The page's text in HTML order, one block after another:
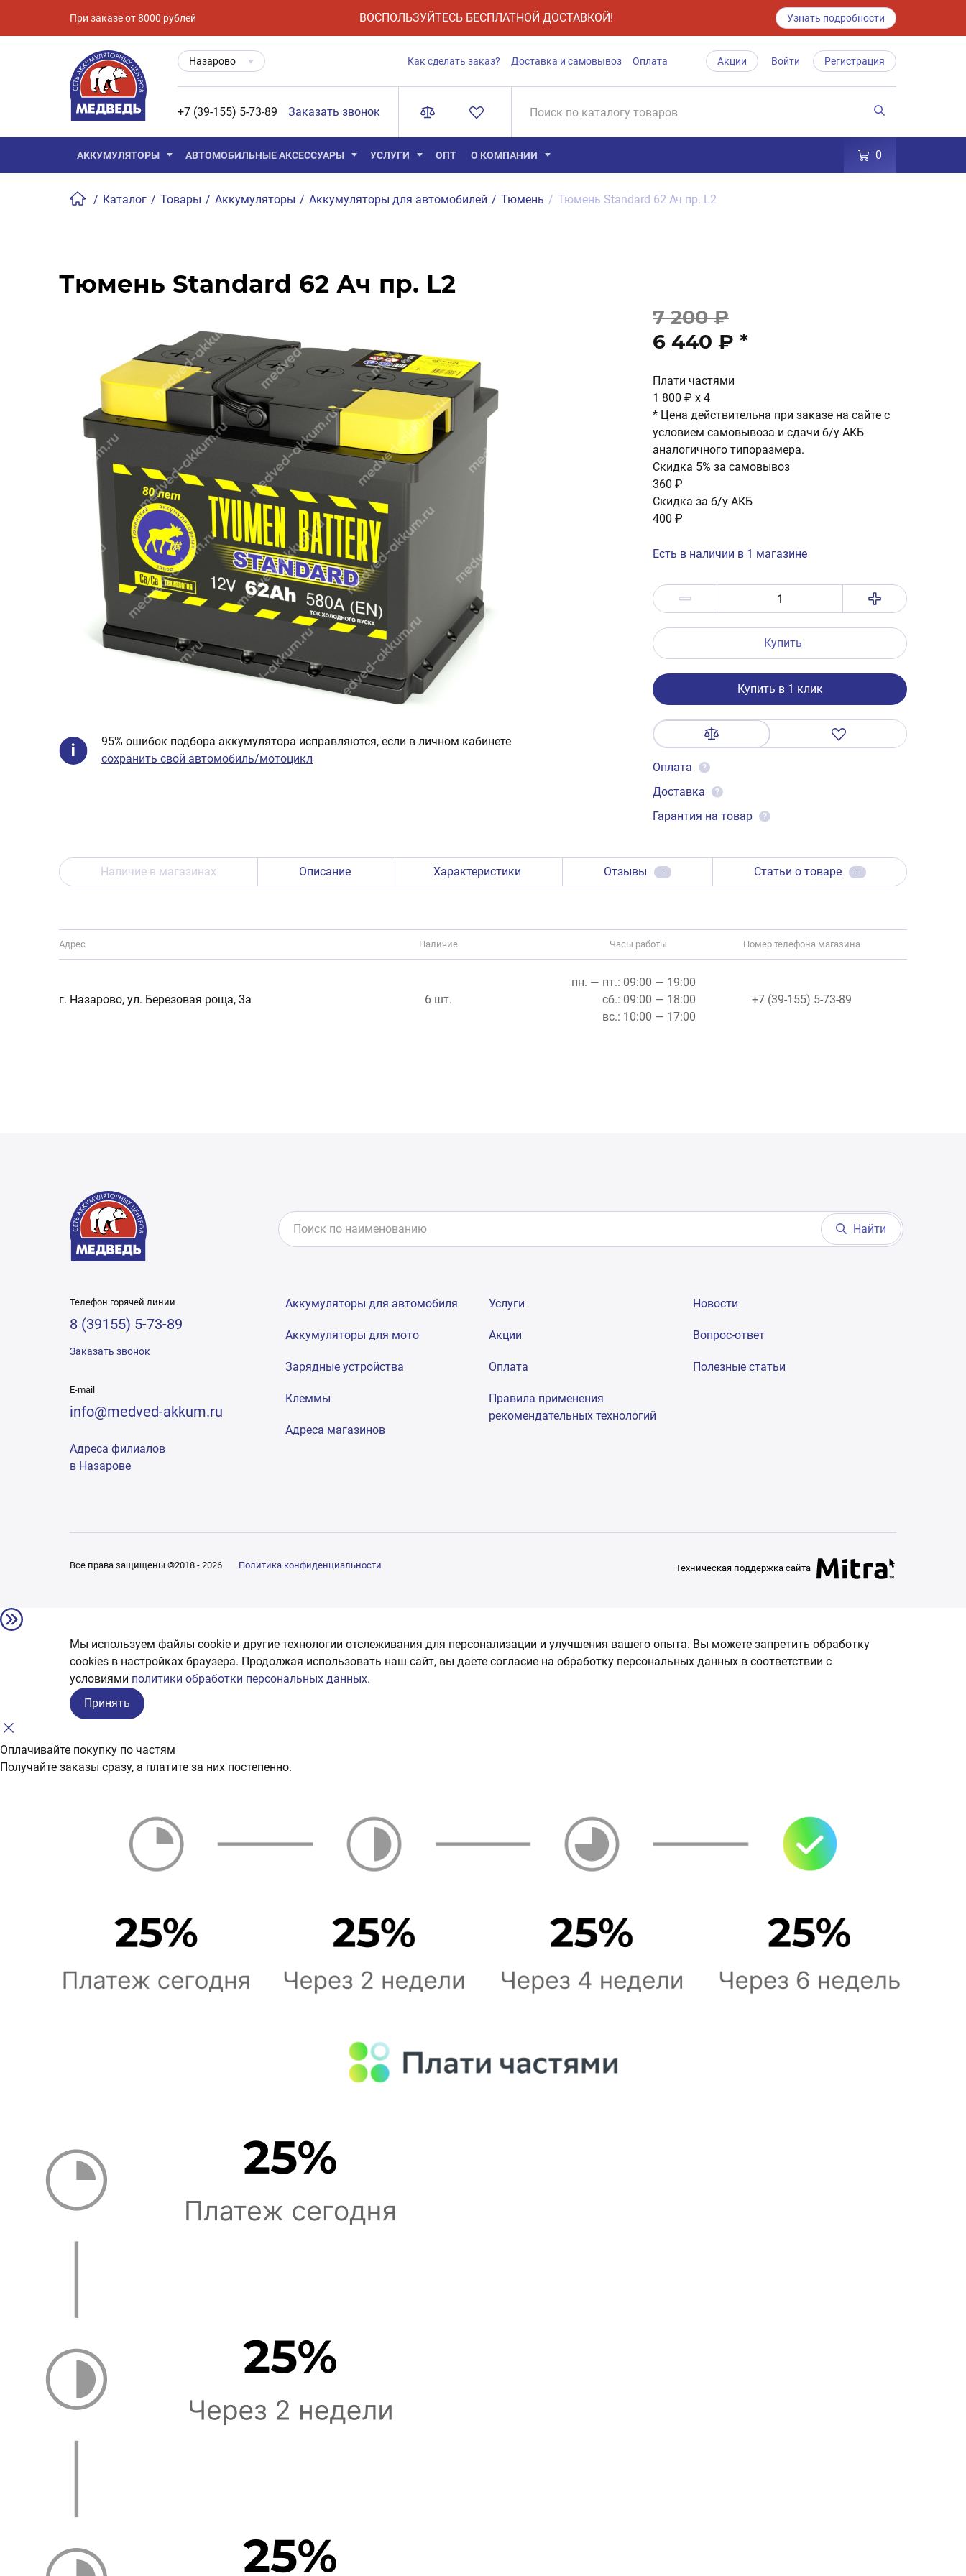
При заказе от 8000 рублей ВОСПОЛЬЗУЙТЕСЬ БЕСПЛАТНОЙ ДОСТАВКОЙ! Узнать подробности
Назарово Как сделать заказ? Доставка и самовывоз Оплата Акции Войти Регистрация
+7 (39-155) 5-73-89 Заказать звонок
АККУМУЛЯТОРЫ АВТОМОБИЛЬНЫЕ АКСЕССУАРЫ УСЛУГИ ОПТ О КОМПАНИИ 0
/ Каталог / Товары / Аккумуляторы / Аккумуляторы для автомобилей / Тюмень / Тюмень Standard 62 Ач пр. L2
Тюмень Standard 62 Ач пр. L2
95% ошибок подбора аккумулятора исправляются, если в личном кабинете
сохранить свой автомобиль/мотоцикл
7 200 ₽
6 440 ₽ *
Плати частями
1 800 ₽ x 4
* Цена действительна при заказе на сайте с
условием самовывоза и сдачи б/у АКБ
аналогичного типоразмера.
Скидка 5% за самовывоз
360 ₽
Скидка за б/у АКБ
400 ₽
Есть в наличии в 1 магазине
Купить
Купить в 1 клик
Оплата ?
Доставка ?
Гарантия на товар ?
Наличие в магазинах Описание Характеристики Отзывы - Статьи о товаре -
Адрес Наличие Часы работы Номер телефона магазина
г. Назарово, ул. Березовая роща, 3а 6 шт.
пн. — пт.: 09:00 — 19:00
сб.: 09:00 — 18:00
вс.: 10:00 — 17:00
+7 (39-155) 5-73-89
Найти
Телефон горячей линии
8 (39155) 5-73-89
Заказать звонок
E-mail
info@medved-akkum.ru
Адреса филиалов
в Назарове
Аккумуляторы для автомобиля
Аккумуляторы для мото
Зарядные устройства
Клеммы
Адреса магазинов
Услуги
Акции
Оплата
Правила применения
рекомендательных технологий
Новости
Вопрос-ответ
Полезные статьи
Все права защищены ©2018 - 2026 Политика конфиденциальности Техническая поддержка сайта
Мы используем файлы cookie и другие технологии отслеживания для персонализации и улучшения вашего опыта. Вы можете запретить обработку
сookies в настройках браузера. Продолжая использовать наш сайт, вы даете согласие на обработку персональных данных в соответствии с
условиями политики обработки персональных данных.
Принять
Оплачивайте покупку по частям
Получайте заказы сразу, а платите за них постепенно.